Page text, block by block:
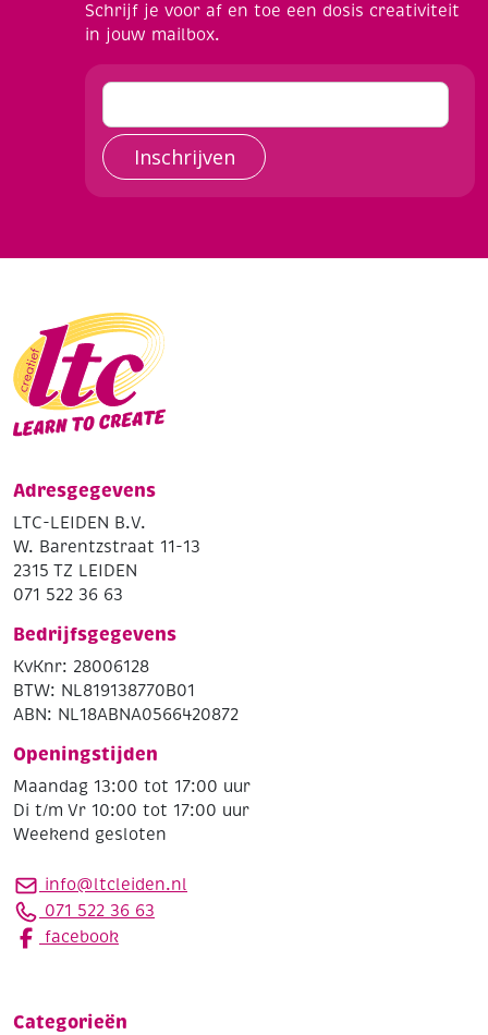
Schrijf je voor af en toe een dosis creativiteit
in jouw mailbox.
Inschrijven
Adresgegevens
LTC-LEIDEN B.V.
W. Barentzstraat 11-13
2315 TZ LEIDEN
071 522 36 63
Bedrijfsgegevens
KvKnr: 28006128
BTW: NL819138770B01
ABN: NL18ABNA0566420872
Openingstijden
Maandag 13:00 tot 17:00 uur
Di t/m Vr 10:00 tot 17:00 uur
Weekend gesloten
info@ltcleiden.nl
071 522 36 63
facebook
Categorieën